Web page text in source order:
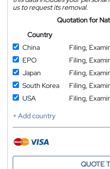
us to request its removal.
Quotation for
Country
China
Filing,
EPO
Filing,
Japan
Filing,
South Korea
Filing,
USA
Filing,
+ Add country
QUOTE